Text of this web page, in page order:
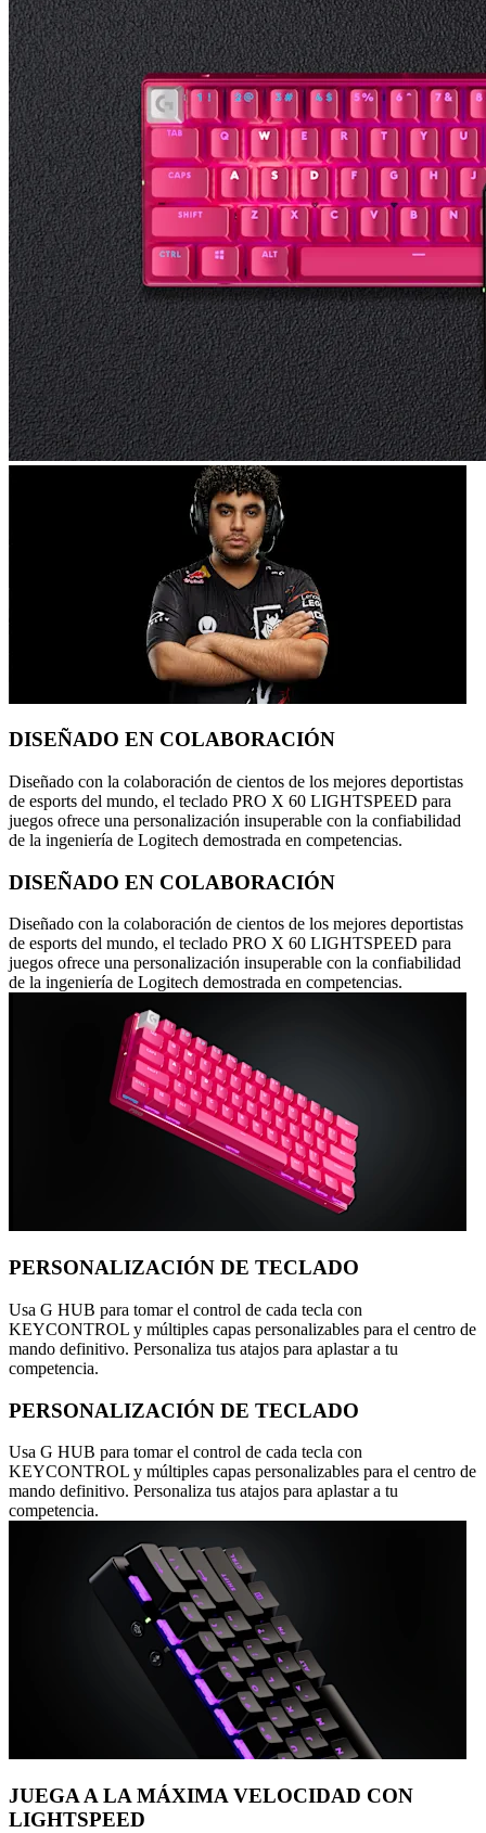
DISEÑADO EN COLABORACIÓN
Diseñado con la colaboración de cientos de los mejores deportistas
de esports del mundo, el teclado PRO X 60 LIGHTSPEED para
juegos ofrece una personalización insuperable con la confiabilidad
de la ingeniería de Logitech demostrada en competencias.
DISEÑADO EN COLABORACIÓN
Diseñado con la colaboración de cientos de los mejores deportistas
de esports del mundo, el teclado PRO X 60 LIGHTSPEED para
juegos ofrece una personalización insuperable con la confiabilidad
de la ingeniería de Logitech demostrada en competencias.
PERSONALIZACIÓN DE TECLADO
Usa G HUB para tomar el control de cada tecla con
KEYCONTROL y múltiples capas personalizables para el centro de
mando definitivo. Personaliza tus atajos para aplastar a tu
competencia.
PERSONALIZACIÓN DE TECLADO
Usa G HUB para tomar el control de cada tecla con
KEYCONTROL y múltiples capas personalizables para el centro de
mando definitivo. Personaliza tus atajos para aplastar a tu
competencia.
JUEGA A LA MÁXIMA VELOCIDAD CON
LIGHTSPEED